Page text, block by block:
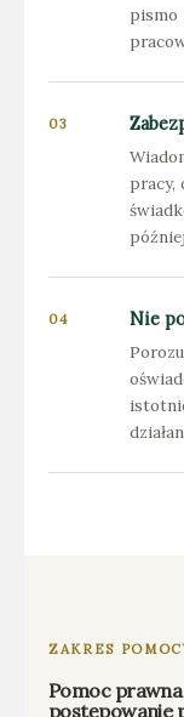
pismo
pracy,
Nie
ZAKRES
Pomoc
postępowanie